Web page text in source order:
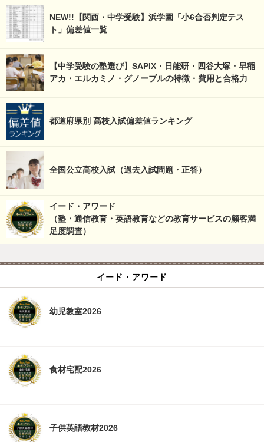
NEW!!【関西・中学受験】浜学園「小6合否判定テス
ト」偏差値一覧
【中学受験の塾選び】SAPIX・日能研・四谷大塚・早稲
アカ・エルカミノ・グノーブルの特徴・費用と合格力
都道府県別 高校入試偏差値ランキング
全国公立高校入試（過去入試問題・正答）
イード・アワード
（塾・通信教育・英語教育などの教育サービスの顧客満
足度調査）
イード・アワード
幼児教室2026
食材宅配2026
子供英語教材2026